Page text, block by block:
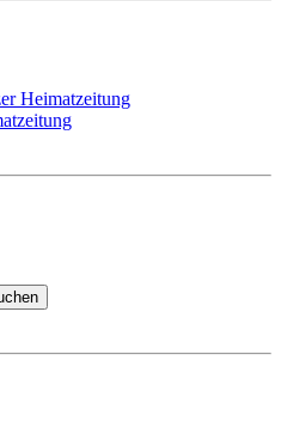
Heimatzeitung